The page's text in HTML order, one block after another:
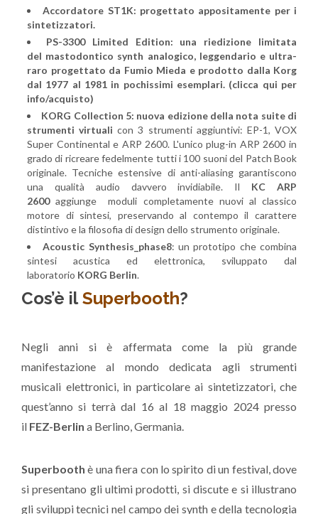
Accordatore ST1K: progettato appositamente per i
sintetizzatori.
PS-3300 Limited Edition: una riedizione limitata
del mastodontico synth analogico, leggendario e ultra-
raro progettato da Fumio Mieda e prodotto dalla Korg
dal 1977 al 1981 in pochissimi esemplari. (clicca qui per
info/acquisto)
KORG Collection 5: nuova edizione della nota suite di
strumenti virtuali con 3 strumenti aggiuntivi: EP-1, VOX
Super Continental e ARP 2600. L'unico plug-in ARP 2600 in
grado di ricreare fedelmente tutti i 100 suoni del Patch Book
originale. Tecniche estensive di anti-aliasing garantiscono
una qualità audio davvero invidiabile. Il KC ARP
2600aggiunge moduli completamente nuovi al classico
motore di sintesi, preservando al contempo il carattere
distintivo e la filosofia di design dello strumento originale.
Acoustic Synthesis_phase8: un prototipo che combina
sintesi acustica ed elettronica, sviluppato dal
laboratorio KORG Berlin.
Cos’è ilSuperbooth?
Negli anni si è affermata come la più grande
manifestazione al mondo dedicata agli strumenti
musicali elettronici, in particolare ai sintetizzatori, che
quest’anno si terrà dal 16 al 18 maggio 2024 presso
il FEZ-Berlin a Berlino, Germania.
Superbooth è una fiera con lo spirito di un festival, dove
si presentano gli ultimi prodotti, si discute e si illustrano
gli sviluppi tecnici nel campo dei synth e della tecnologia